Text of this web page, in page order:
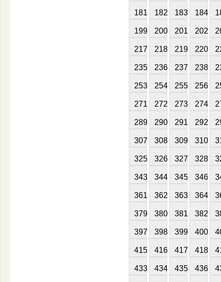
181 182 183 184
199 200 201 202
217 218 219 220
235 236 237 238
253 254 255 256
271 272 273 274
289 290 291 292
307 308 309 310
325 326 327 328
343 344 345 346
361 362 363 364
379 380 381 382
397 398 399 400
415 416 417 418
433 434 435 436